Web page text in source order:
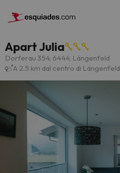
Apart Julia
Dorferau 354, 6444, Längenfeld
A 2.5 km dal centro di Längenfeld